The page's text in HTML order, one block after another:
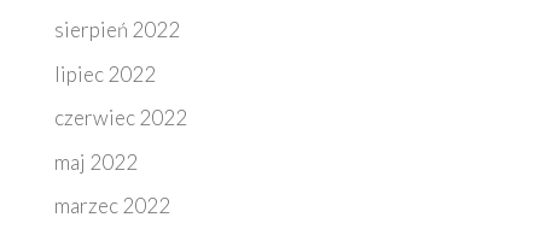
sierpień 2022
lipiec 2022
czerwiec 2022
maj 2022
marzec 2022